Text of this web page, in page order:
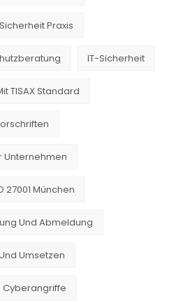
Praxis
IT-Sicherheit
TISAX Standard
Unternehmen
München
Und Abmeldung
Umsetzen
Cyberangriffe